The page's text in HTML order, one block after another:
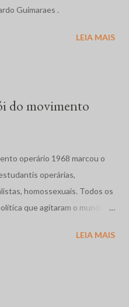
serviram de base para o
violência rural e urbana, más
Guimaraes .
LEIA MAIS
do movimento
operário 1968 marcou o
operárias,
homossexuais. Todos os
que agitaram o mundo
a guerra no Vietnã se
LEIA MAIS